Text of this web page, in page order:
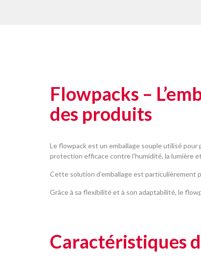
Flowpacks –
des produits
Le flowpack est un emballage souple utilisé
protection efficace contre l’humidité, la lumière et
Cette solution d’emballage est particulièrement
Grâce à sa flexibilité et à son adaptabilité, le
Caractéristiques